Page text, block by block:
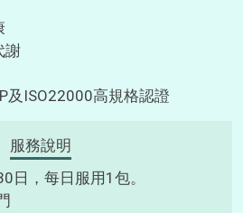
謝
及ISO22000高規格認證
服務說明
日，每日服用1包。